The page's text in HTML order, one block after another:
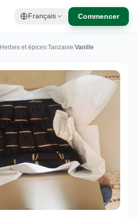
Français Commencer
Herbes et épices/Tanzanie/Vanille